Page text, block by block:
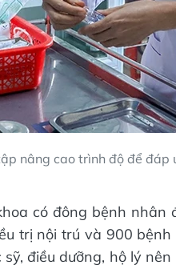
nâng cao trình độ để đáp
có đông bệnh
trị nội trú và 900
điều dưỡng, hộ lý